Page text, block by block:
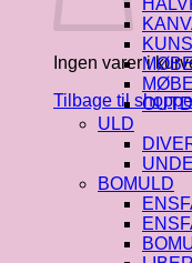
Ingen varer i
Tilbage til
ULD
BOMULD